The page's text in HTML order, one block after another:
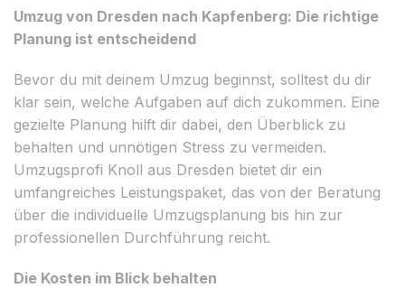
Umzug von Dresden nach Kapfenberg: Die richtige
Planung ist entscheidend
Bevor du mit deinem Umzug beginnst, solltest du dir
klar sein, welche Aufgaben auf dich zukommen. Eine
gezielte Planung hilft dir dabei, den Überblick zu
behalten und unnötigen Stress zu vermeiden.
Umzugsprofi Knoll aus Dresden bietet dir ein
umfangreiches Leistungspaket, das von der Beratung
über die individuelle Umzugsplanung bis hin zur
professionellen Durchführung reicht.
Die Kosten im Blick behalten